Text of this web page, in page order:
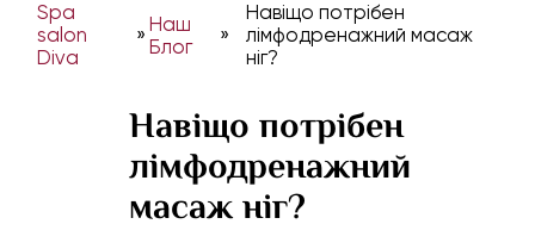
Spa
salon
Diva
» Наш
Блог
»
Навіщо потрібен
лімфодренажний масаж
ніг?
Навіщо потрібен
лімфодренажний
масаж ніг?